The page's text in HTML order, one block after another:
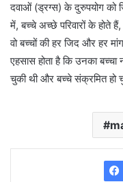
दवाओं (ड्रग्स) के दुरुपयोग को
में, बच्चे अच्छे परिवारों के होते हैं,
वो बच्चों की हर जिद और हर
एहसास होता है कि उनका
चुकी थी और बच्चे संक्रमित हो